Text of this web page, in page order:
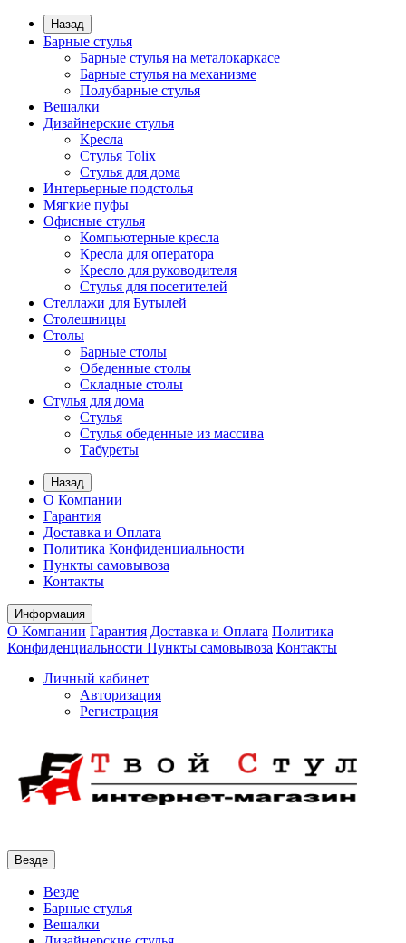
Назад
Барные стулья
Барные стулья на металокаркасе
Барные стулья на механизме
Полубарные стулья
Вешалки
Дизайнерские стулья
Кресла
Стулья Tolix
Стулья для дома
Интерьерные подстолья
Мягкие пуфы
Офисные стулья
Компьютерные кресла
Кресла для оператора
Кресло для руководителя
Стулья для посетителей
Стеллажи для Бутылей
Столешницы
Столы
Барные столы
Обеденные столы
Складные столы
Стулья для дома
Стулья
Стулья обеденные из маcсива
Табуреты
Назад
О Компании
Гарантия
Доставка и Оплата
Политика Конфиденциальности
Пункты самовывоза
Контакты
Информация
О Компании Гарантия Доставка и Оплата Политика
Конфиденциальности Пункты самовывоза Контакты
Личный кабинет
Авторизация
Регистрация
Везде
Везде
Барные стулья
Вешалки